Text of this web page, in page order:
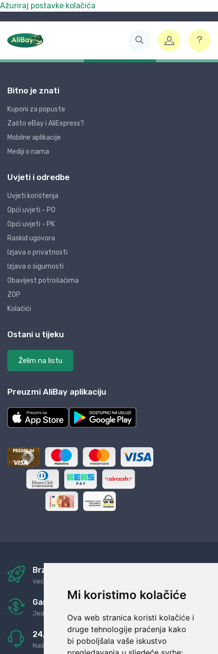
Mi koristimo kolačiće
Ova web stranica koristi kolačiće i
druge tehnologije praćenja kako
bi poboljšala vaše iskustvo
Ažuriraj postavke kolačića
Bitno je znati
Kuponi za popuste
Zašto eBay i AliExpress?
Mobilne aplikacije
Mediji o nama
Uvjeti i odredbe
Uvjeti korištenja
Opći uvjeti - PO
Opći uvjeti - PK
Raskid ugovora
Izjava o privatnosti
Izjava o sigurnosti
Obavijest potrošačima
ZOP
Kolačići
Ostani u tijeku
Želim na listu
Preuzmi AliBay aplikaciju
Brza i sigurna dostava
Već za nekoliko dana kod vas
Garancija u povrat novaca
Jednostavno pravilo: Roba za novac
24/7 odlična podrška
Naši agenti uvijek na raspolaganju